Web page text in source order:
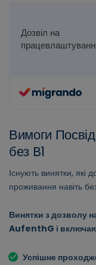
Дозвіл на
Вимоги
без B1
Існують винятки, які
проживання навіть
Винятки з дозволу
AufenthG і
Успішне